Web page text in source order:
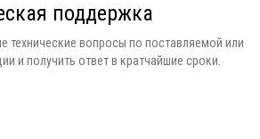
поддержка
технические вопросы по поставляемой или
и получить ответ в кратчайшие сроки.